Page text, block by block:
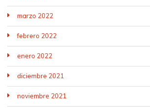
marzo 2022
febrero 2022
enero 2022
diciembre 2021
noviembre 2021